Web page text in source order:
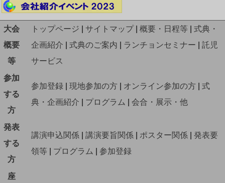
大会
概要
等
トップページ サイトマップ| 概要・日程等
式典・
企画紹介
式典のご案内 ランチョンセミナー
託児
サービス
参加
する
方
参加登録 現地参加の方 オンライン参加の方
式
典・企画紹介
プログラム 会合・展示・他
発表
する
方
講演申込関係 講演要旨関係 ポスター関係
発表要
領等
プログラム 参加登録
座